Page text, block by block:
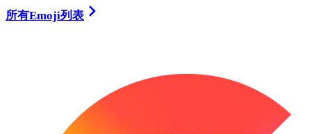
所有Emoji列表